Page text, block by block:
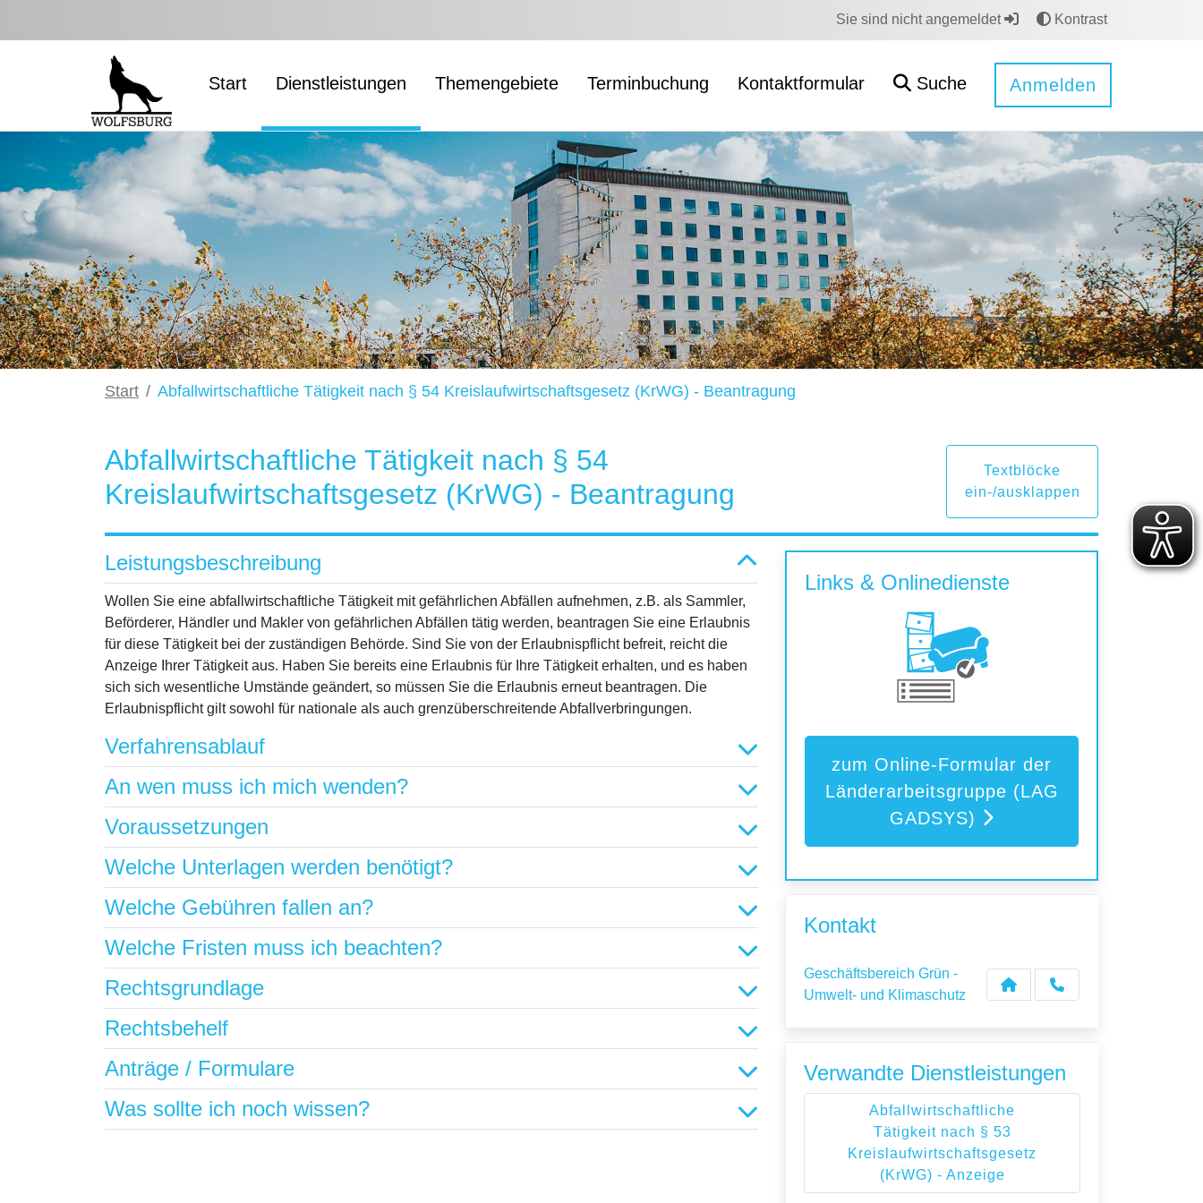
Sie sind nicht angemeldet Kontrast
Start Dienstleistungen Themengebiete Terminbuchung Kontaktformular Suche Anmelden
Start Abfallwirtschaftliche Tätigkeit nach § 54 Kreislaufwirtschaftsgesetz (KrWG) - Beantragung
Abfallwirtschaftliche Tätigkeit nach § 54
Kreislaufwirtschaftsgesetz (KrWG) - Beantragung
Textblöcke
ein-/ausklappen
Leistungsbeschreibung
Wollen Sie eine abfallwirtschaftliche Tätigkeit mit gefährlichen Abfällen aufnehmen, z.B. als Sammler,
Beförderer, Händler und Makler von gefährlichen Abfällen tätig werden, beantragen Sie eine Erlaubnis
für diese Tätigkeit bei der zuständigen Behörde. Sind Sie von der Erlaubnispflicht befreit, reicht die
Anzeige Ihrer Tätigkeit aus. Haben Sie bereits eine Erlaubnis für Ihre Tätigkeit erhalten, und es haben
sich sich wesentliche Umstände geändert, so müssen Sie die Erlaubnis erneut beantragen. Die
Erlaubnispflicht gilt sowohl für nationale als auch grenzüberschreitende Abfallverbringungen.
Verfahrensablauf
An wen muss ich mich wenden?
Voraussetzungen
Welche Unterlagen werden benötigt?
Welche Gebühren fallen an?
Welche Fristen muss ich beachten?
Rechtsgrundlage
Rechtsbehelf
Anträge / Formulare
Was sollte ich noch wissen?
Links & Onlinedienste
zum Online-Formular der
Länderarbeitsgruppe (LAG
GADSYS)
Kontakt
Geschäftsbereich Grün -
Umwelt- und Klimaschutz
Verwandte Dienstleistungen
Abfallwirtschaftliche
Tätigkeit nach § 53
Kreislaufwirtschaftsgesetz
(KrWG) - Anzeige